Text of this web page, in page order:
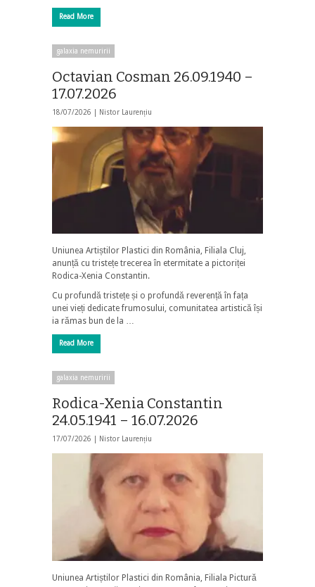
Read More
galaxia nemuririi
Octavian Cosman 26.09.1940 –
17.07.2026
18/07/2026 | Nistor Laurențiu
Uniunea Artiștilor Plastici din România, Filiala Cluj,
anunță cu tristețe trecerea în etermitate a pictoriței
Rodica-Xenia Constantin.
Cu profundă tristețe și o profundă reverență în fața
unei vieți dedicate frumosului, comunitatea artistică își
ia rămas bun de la …
Read More
galaxia nemuririi
Rodica-Xenia Constantin
24.05.1941 – 16.07.2026
17/07/2026 | Nistor Laurențiu
Uniunea Artiștilor Plastici din România, Filiala Pictură